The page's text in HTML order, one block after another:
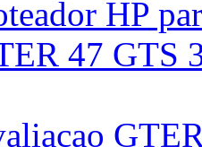
HP
47 GTS